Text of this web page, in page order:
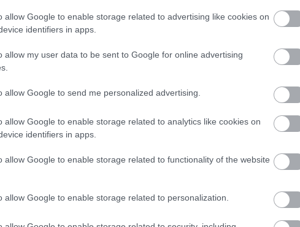
allow Google to enable storage related to advertising like cookies on
identifiers in apps.
allow my user data to be sent to Google for online advertising
allow Google to send me personalized advertising.
allow Google to enable storage related to analytics like cookies on
identifiers in apps.
allow Google to enable storage related to functionality of the website
allow Google to enable storage related to personalization.
Baszkföldi
gasztrokalandok, 1. rész:
pintxo
közel áll a spanyolok tapas-ához, a
vörös borokhoz, az enyhén szénsavas
txakolihoz és a sörökhöz legyen mit
a sör- és borkorcsolyákhoz,…
afrikai konyha
ázsiai konyha
baszk konyha
belgium
bocusedor
bocuse dor
dél amerika